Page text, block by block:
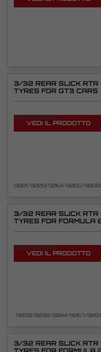
3/32 REAR SLICK RTR
TYRES FOR GT3 CARS
VEDI TUTORIAL
VEDI IL PRODOTTO
9081/9009/9064/9065/
3/32 REAR SLICK RTR
TYRES FOR
VEDI TUTORIAL
VEDI IL PRODOTTO
9050/9038/9044/9067/
3/32 REAR SLICK RTR